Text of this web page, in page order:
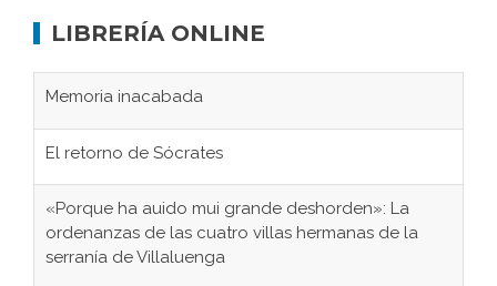
LIBRERÍA ONLINE
Memoria inacabada
El retorno de Sócrates
«Porque ha auido mui grande deshorden»: La
ordenanzas de las cuatro villas hermanas de la
serranía de Villaluenga